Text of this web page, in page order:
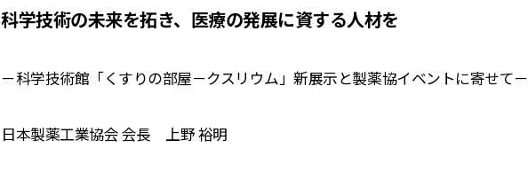
科学技術の未来を拓き、医療の発展に資する人材を
－科学技術館「くすりの部屋－クスリウム」新展示と製薬協イベントに寄せて－
日本製薬工業協会 会長 上野 裕明